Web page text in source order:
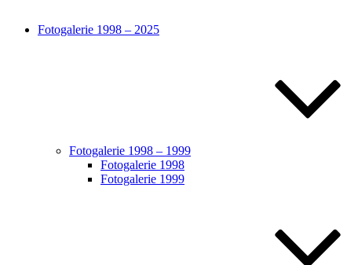
Fotogalerie 1998 – 2025
Fotogalerie 1998 – 1999
Fotogalerie 1998
Fotogalerie 1999